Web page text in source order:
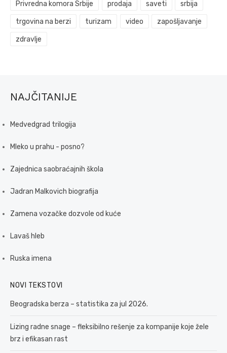
Privredna komora Srbije prodaja saveti srbija
trgovina na berzi turizam video zapošljavanje
zdravlje
NAJČITANIJE
Medvedgrad trilogija
Mleko u prahu - posno?
Zajednica saobraćajnih škola
Jadran Malkovich biografija
Zamena vozačke dozvole od kuće
Lavaš hleb
Ruska imena
NOVI TEKSTOVI
Beogradska berza – statistika za jul 2026.
Lizing radne snage – fleksibilno rešenje za kompanije koje žele
brz i efikasan rast